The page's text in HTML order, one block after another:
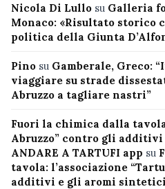
Nicola Di Lullo su Galleria
Monaco: «Risultato storico
politica della Giunta
Pino su Gamberale, Greco:
viaggiare su strade
Abruzzo a tagliare nastri”
Fuori la chimica dalla
Abruzzo” contro gli
ANDARE A TARTUFI app su
tavola: l’associazione
additivi e gli aromi sintetici